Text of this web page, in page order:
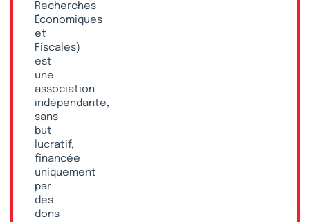
Recherches
Économiques
et
Fiscales)
est
une
association
indépendante,
sans
but
lucratif,
financée
uniquement
par
des
dons